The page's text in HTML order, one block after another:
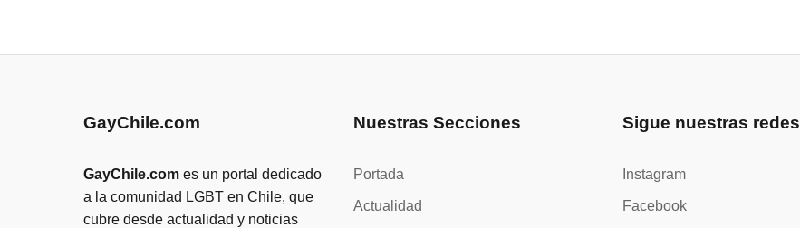
GayChile.com
GayChile.com es un portal dedicado
a la comunidad LGBT en Chile, que
cubre desde actualidad y noticias
Nuestras Secciones
Portada
Actualidad
Sigue nuestras redes
Instagram
Facebook